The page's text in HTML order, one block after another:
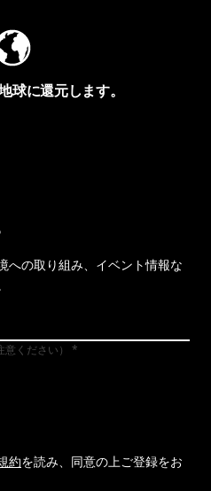
球に還元します。
への取り組み、イベント情報な
ください）
約を読み、同意の上ご登録をお